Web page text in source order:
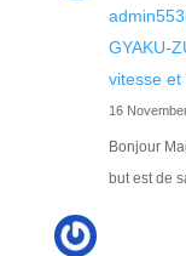
GYAKU-
vitesse et
16
Bonjour
but est de